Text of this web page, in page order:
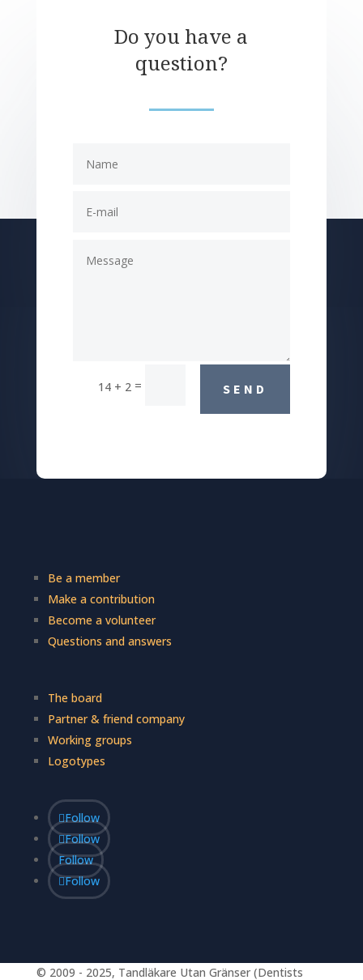
Do you have a
question?
14 + 2 = SEND
Be a member
Make a contribution
Become a volunteer
Questions and answers
The board
Partner & friend company
Working groups
Logotypes
Follow
Follow
Follow
Follow
© 2009 - 2025, Tandläkare Utan Gränser (Dentists